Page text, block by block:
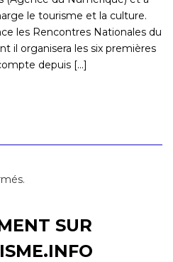
le tourisme et la culture.
les Rencontres Nationales du
il organisera les six premières
depuis [...]
SUR